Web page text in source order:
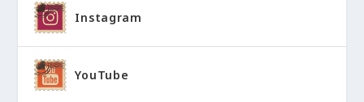
Instagram
YouTube